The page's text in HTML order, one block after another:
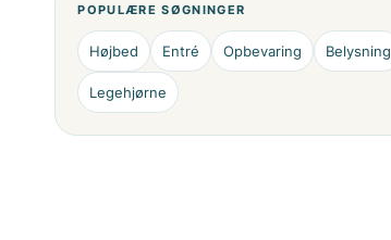
POPULÆRE SØGNINGER
Højbed Entré Opbevaring Belysning
Legehjørne